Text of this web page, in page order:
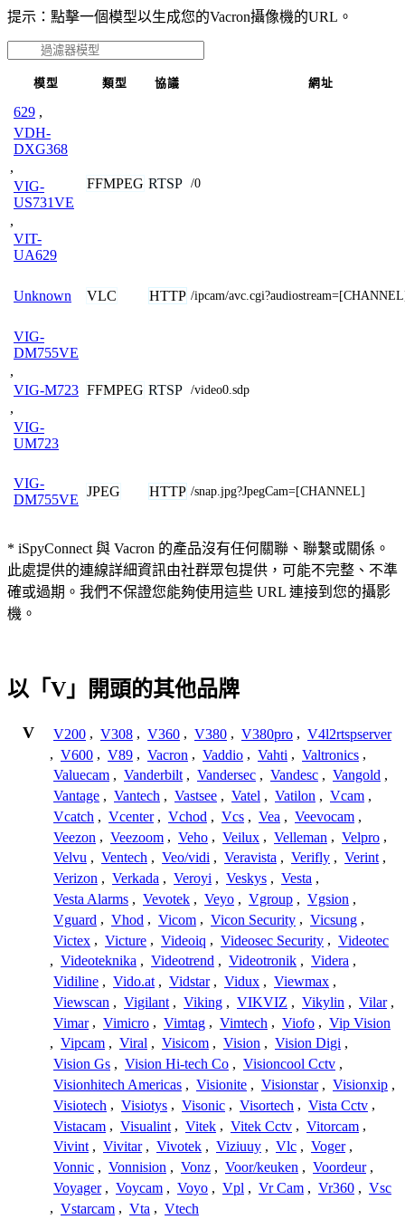
提示：點擊一個模型以生成您的Vacron攝像機的URL。
模型 類型 協議 網址
629 ,
VDH-
DXG368
,
VIG-
US731VE
,
VIT-
UA629
FFMPEG RTSP /0
Unknown VLC HTTP /ipcam/
VIG-
DM755VE
,
VIG-M723
,
VIG-
UM723
FFMPEG RTSP /video0.sdp
VIG-
DM755VE
JPEG HTTP /snap.jpg?JpegCam=[CHANNEL]
* iSpyConnect 與 Vacron 的產品沒有任何關聯、聯繫或關係。
此處提供的連線詳細資訊由社群眾包提供，可能不完整、不準
確或過期。我們不保證您能夠使用這些 URL 連接到您的攝影
機。
以「V」開頭的其他品牌
V V200 , V308 , V360 , V380 , V380pro , V4l2rtspserver
, V600 , V89 , Vacron , Vaddio , Vahti , Valtronics ,
Valuecam , Vanderbilt , Vandersec , Vandesc , Vangold ,
Vantage , Vantech , Vastsee , Vatel , Vatilon , Vcam ,
Vcatch , Vcenter , Vchod , Vcs , Vea , Veevocam ,
Veezon , Veezoom , Veho , Veilux , Velleman , Velpro ,
Velvu , Ventech , Veo/vidi , Veravista , Verifly , Verint ,
Verizon , Verkada , Veroyi , Veskys , Vesta ,
Vesta Alarms , Vevotek , Veyo , Vgroup , Vgsion ,
Vguard , Vhod , Vicom , Vicon Security , Vicsung ,
Victex , Victure , Videoiq , Videosec Security , Videotec
, Videoteknika , Videotrend , Videotronik , Videra ,
Vidiline , Vido.at , Vidstar , Vidux , Viewmax ,
Viewscan , Vigilant , Viking , VIKVIZ , Vikylin , Vilar ,
Vimar , Vimicro , Vimtag , Vimtech , Viofo , Vip Vision
, Vipcam , Viral , Visicom , Vision , Vision Digi ,
Vision Gs , Vision Hi-tech Co , Visioncool Cctv ,
Visionhitech Americas , Visionite , Visionstar , Visionxip ,
Visiotech , Visiotys , Visonic , Visortech , Vista Cctv ,
Vistacam , Visualint , Vitek , Vitek Cctv , Vitorcam ,
Vivint , Vivitar , Vivotek , Viziuuy , Vlc , Voger ,
Vonnic , Vonnision , Vonz , Voor/keuken , Voordeur ,
Voyager , Voycam , Voyo , Vpl , Vr Cam , Vr360 , Vsc
, Vstarcam , Vta , Vtech